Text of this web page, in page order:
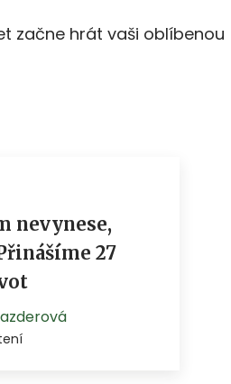
začne hrát vaši oblíbenou